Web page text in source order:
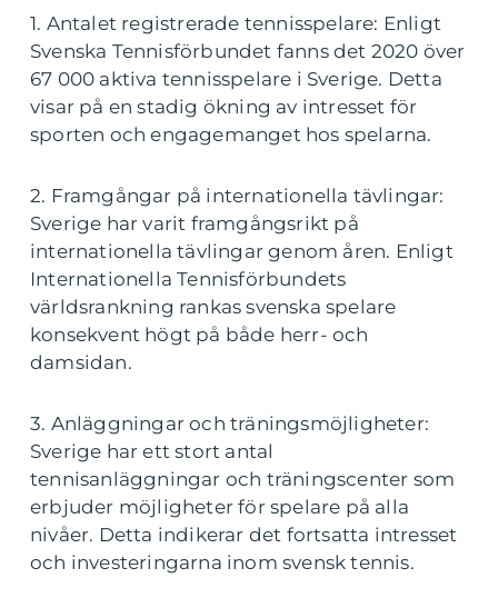
1. Antalet registrerade tennisspelare: Enligt
Svenska Tennisförbundet fanns det 2020 över
67 000 aktiva tennisspelare i Sverige. Detta
visar på en stadig ökning av intresset för
sporten och engagemanget hos spelarna.
2. Framgångar på internationella tävlingar:
Sverige har varit framgångsrikt på
internationella tävlingar genom åren. Enligt
Internationella Tennisförbundets
världsrankning rankas svenska spelare
konsekvent högt på både herr- och
damsidan.
3. Anläggningar och träningsmöjligheter:
Sverige har ett stort antal
tennisanläggningar och träningscenter som
erbjuder möjligheter för spelare på alla
nivåer. Detta indikerar det fortsatta intresset
och investeringarna inom svensk tennis.